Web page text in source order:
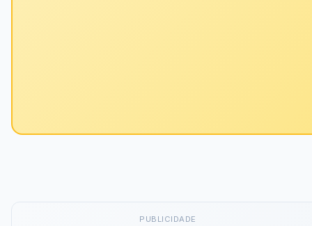
PUBLICIDADE